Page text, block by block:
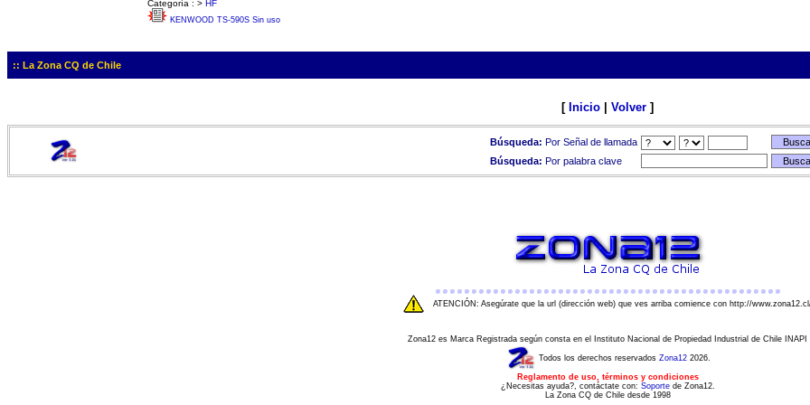
Categoría : > HF
KENWOOD TS-590S Sin uso
:: La Zona CQ de Chile
[ Inicio Volver ]
Búsqueda: Por Señal de llamada
Búsqueda: Por palabra clave
ATENCIÓN: Asegúrate que la url (dirección web) que ves arriba comience con http://
Zona12 es Marca Registrada según consta en el Instituto Nacional de Propiedad Industrial de Chile INAPI
Todos los derechos reservados Zona122026.
Reglamento de uso, términos y condiciones
¿Necesitas ayuda?, contáctate con: Soportede Zona12.
La Zona CQ de Chile desde 1998